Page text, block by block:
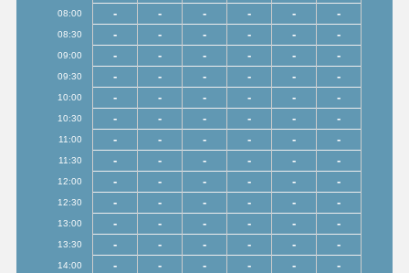
08:00 - - - - - -
08:30 - - - - - -
09:00 - - - - - -
09:30 - - - - - -
10:00 - - - - - -
10:30 - - - - - -
11:00 - - - - - -
11:30 - - - - - -
12:00 - - - - - -
12:30 - - - - - -
13:00 - - - - - -
13:30 - - - - - -
14:00 - - - - - -